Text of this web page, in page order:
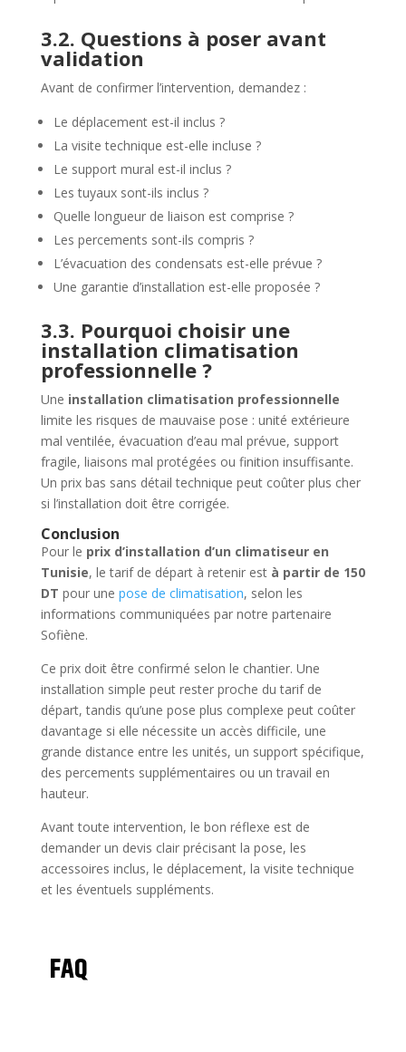
3.2. Questions à poser avant
validation
Avant de confirmer l’intervention, demandez :
Le déplacement est-il inclus ?
La visite technique est-elle incluse ?
Le support mural est-il inclus ?
Les tuyaux sont-ils inclus ?
Quelle longueur de liaison est comprise ?
Les percements sont-ils compris ?
L’évacuation des condensats est-elle prévue ?
Une garantie d’installation est-elle proposée ?
3.3. Pourquoi choisir une
installation climatisation
professionnelle ?
Une installation climatisation professionnelle
limite les risques de mauvaise pose : unité extérieure
mal ventilée, évacuation d’eau mal prévue, support
fragile, liaisons mal protégées ou finition insuffisante.
Un prix bas sans détail technique peut coûter plus cher
si l’installation doit être corrigée.
Conclusion
Pour le prix d’installation d’un climatiseur en
Tunisie, le tarif de départ à retenir est à partir de 150
DT pour une pose de climatisation, selon les
informations communiquées par notre partenaire
Sofiène.
Ce prix doit être confirmé selon le chantier. Une
installation simple peut rester proche du tarif de
départ, tandis qu’une pose plus complexe peut coûter
davantage si elle nécessite un accès difficile, une
grande distance entre les unités, un support spécifique,
des percements supplémentaires ou un travail en
hauteur.
Avant toute intervention, le bon réflexe est de
demander un devis clair précisant la pose, les
accessoires inclus, le déplacement, la visite technique
et les éventuels suppléments.
FAQ